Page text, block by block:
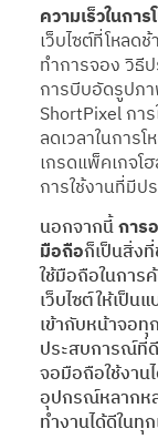
ความเร็วในกา
เว็บไซต์ที่โหลด
ทำการจอง วิธี
การบีบอัดรูปภ
ShortPixel กา
ลดเวลาในการ
เกรดแพ็คเกจโ
การใช้งานที่มี
นอกจากนี้การ
มือถือก็เป็นสิ่ง
ใช้มือถือในการ
เว็บไซต์ให้เป็น
เข้ากับหน้าจอทุ
ประสบการณ์ที่
จอมือถือใช้งา
อุปกรณ์หลากหล
ทำงานได้ดีใน